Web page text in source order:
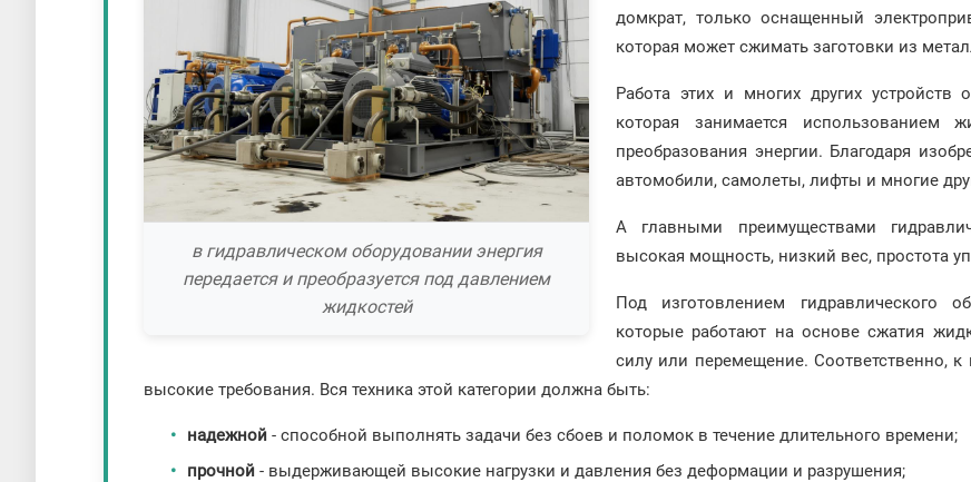
в гидравлическом оборудовании энергия
передается и преобразуется под давлением
жидкостей
домкрат, только оснащенный
которая может сжимать заготовки из
Работа этих и многих других устройств
которая занимается
преобразования энергии. Благодаря
автомобили, самолеты, лифты и многие
А главными преимуществами
высокая мощность, низкий вес, простота
Под изготовлением гидравлического
которые работают на основе сжатия
силу или перемещение. Соответственно,
высокие требования. Вся техника этой категории должна быть:
надежной - способной выполнять задачи без сбоев и поломок в течение длительного времени;
прочной - выдерживающей высокие нагрузки и давления без деформации и разрушения;